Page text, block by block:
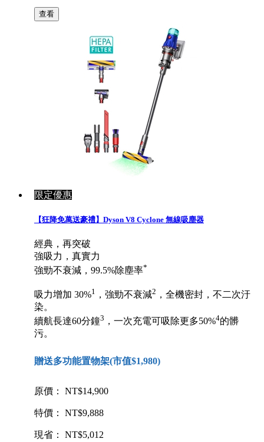
查看
限定優惠
【狂降免萬送豪禮】Dyson V8 Cyclone 無線吸塵器
經典，再突破
強吸力，真實力
強勁不衰減，99.5%除塵率*
吸力增加 30%1 ，強勁不衰減2 ，全機密封，不二次汙
染。
續航長達60分鐘3 ，一次充電可吸除更多50%4的髒
污。
贈送多功能置物架(市值$1,980)
原價： NT$14,900
特價： NT$9,888
現省： NT$5,012